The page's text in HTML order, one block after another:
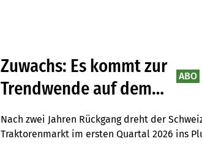
Zuwachs: Es kommt zur
Trendwende auf dem
Schweizer
Landmaschinenmarkt
Nach zwei Jahren Rückgang dreht der
Traktorenmarkt im ersten Quartal 2026 ins
ABO